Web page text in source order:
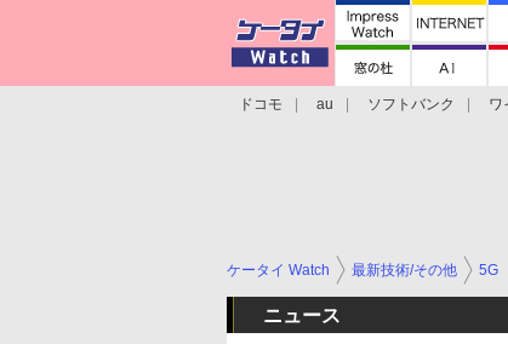
ドコモ au ソフトバンク ワ
ケータイ Watch 最新技術/その他 5G
ニュース